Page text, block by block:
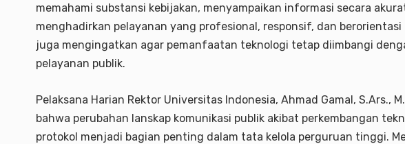
memahami substansi kebijakan, menyampaikan informasi secara
menghadirkan pelayanan yang profesional, responsif, dan
juga mengingatkan agar pemanfaatan teknologi tetap diimbangi
pelayanan publik.
Pelaksana Harian Rektor Universitas Indonesia, Ahmad Gamal, S.Ars.,
bahwa perubahan lanskap komunikasi publik akibat perkembangan
protokol menjadi bagian penting dalam tata kelola perguruan tinggi.